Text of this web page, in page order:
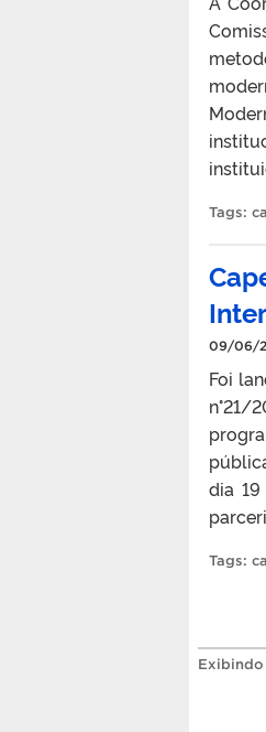
Tags:
09/06/
Foi
n°21/
dia
Tags: